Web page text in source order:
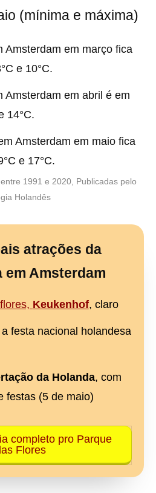
(mínima e máxima)
Amsterdam em março fica
e 10°C.
Amsterdam em abril é em
14°C.
Amsterdam em maio fica
e 17°C.
1991 e 2020, Publicadas pelo
Holandês
atrações da
em Amsterdam
Keukenhof, claro
a festa nacional holandesa
da Holanda, com
festas (5 de maio)
completo pro Parque
Flores